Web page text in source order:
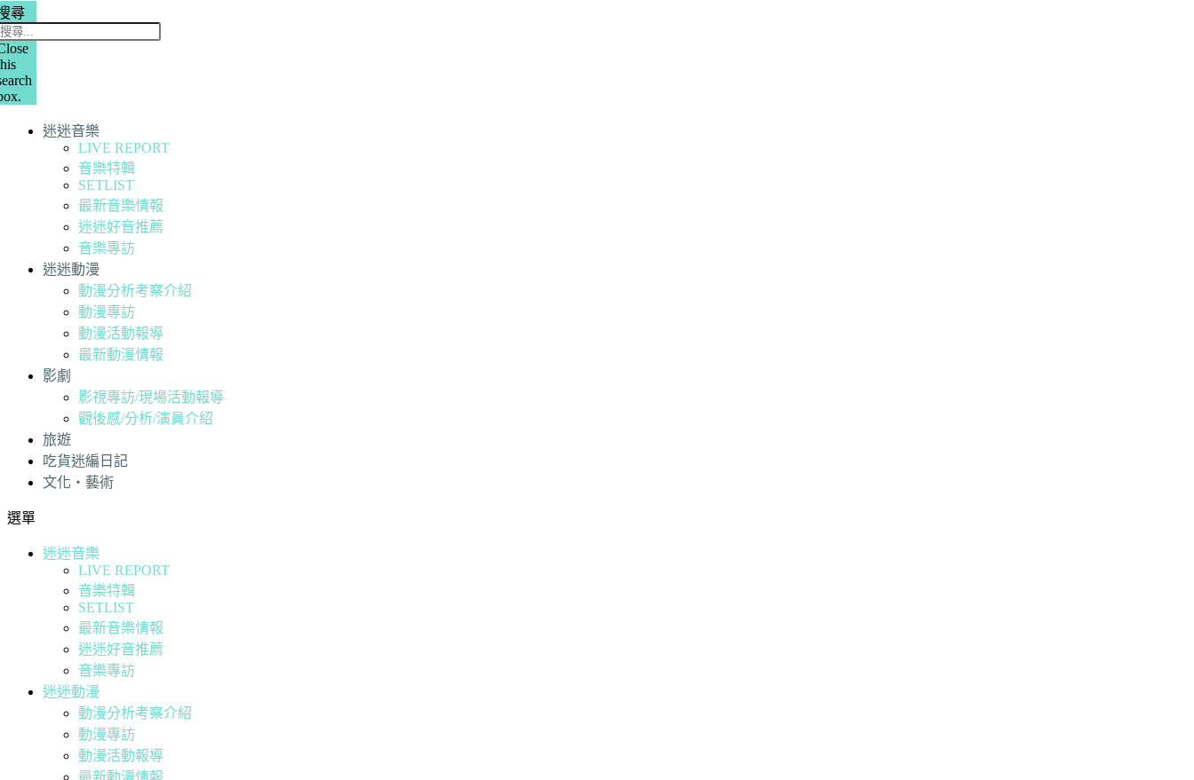
尋
迷迷音樂
LIVE REPORT
音樂特輯
SETLIST
最新音樂情報
迷迷好音推薦
音樂專訪
迷迷動漫
動漫分析考察介紹
動漫專訪
動漫活動報導
最新動漫情報
影劇
影視專訪/現場活動報導
觀後感/分析/演員介紹
旅遊
吃貨迷編日記
文化・藝術
選單
迷迷音樂
LIVE REPORT
音樂特輯
SETLIST
最新音樂情報
迷迷好音推薦
音樂專訪
迷迷動漫
動漫分析考察介紹
動漫專訪
動漫活動報導
最新動漫情報